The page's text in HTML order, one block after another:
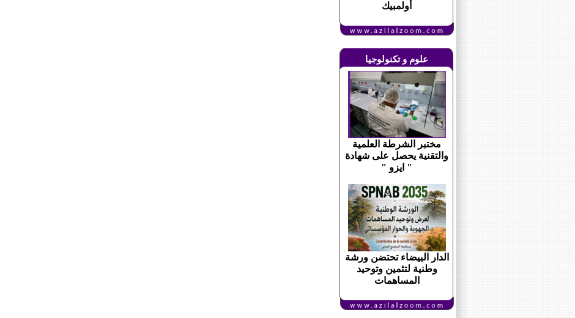
أولمبيك
علوم و تكنولوجيا
مختبر الشرطة العلمية
والتقنية يحصل على شهادة
" ايزو "
الدار البيضاء تحتضن ورشة
وطنية لتثمين وتوحيد
المساهمات